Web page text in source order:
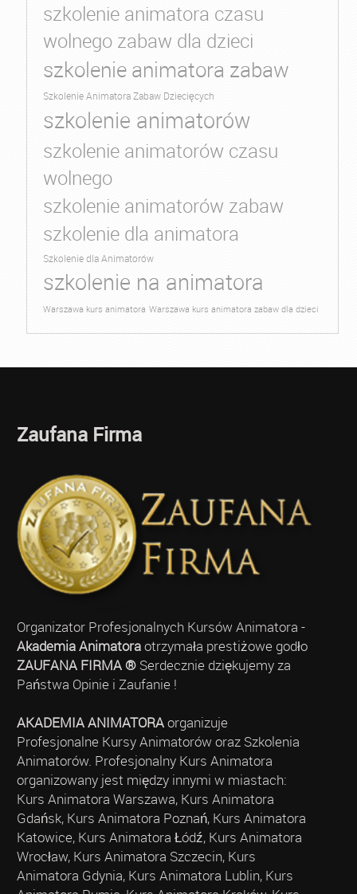
szkolenie animatora czasu
wolnego zabaw dla dzieci
szkolenie animatora zabaw
Szkolenie Animatora Zabaw Dziecięcych
szkolenie animatorów
szkolenie animatorów czasu
wolnego
szkolenie animatorów zabaw
szkolenie dla animatora
Szkolenie dla Animatorów
szkolenie na animatora
Warszawa kurs animatora Warszawa kurs animatora zabaw dla dzieci
Zaufana Firma
Organizator Profesjonalnych Kursów Animatora -
Akademia Animatoraotrzymała prestiżowe godło
ZAUFANA FIRMA ®Serdecznie dziękujemy za
Państwa Opinie i Zaufanie !
AKADEMIA ANIMATORAorganizuje
Profesjonalne Kursy Animatorów oraz Szkolenia
Animatorów. Profesjonalny Kurs Animatora
organizowany jest między innymi w miastach:
Kurs Animatora Warszawa, Kurs Animatora
Gdańsk, Kurs Animatora Poznań, Kurs Animatora
Katowice, Kurs Animatora Łódź, Kurs Animatora
Wrocław, Kurs Animatora Szczecin, Kurs
Animatora Gdynia, Kurs Animatora Lublin, Kurs